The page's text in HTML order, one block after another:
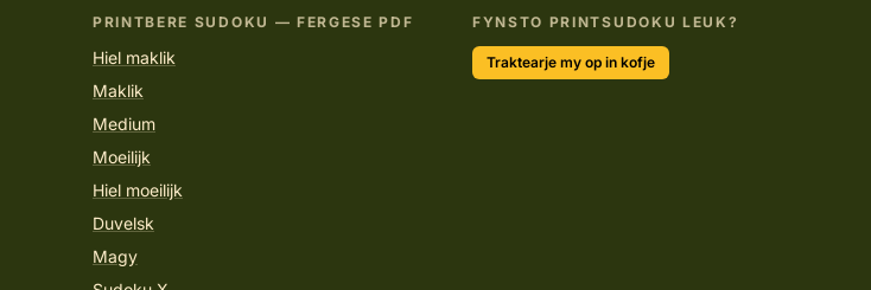
PRINTBERE SUDOKU — FERGESE PDF
Hiel maklik
Maklik
Medium
Moeilijk
Hiel moeilijk
Duvelsk
Magy
FYNSTO PRINTSUDOKU LEUK?
Traktearje my op in kofje